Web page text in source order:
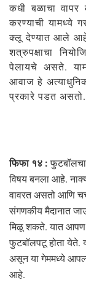
कधी बळाचा वापर
करण्याची यामध्ये
क्लू देण्यात आले
शत्रुपक्षाचा
पेलायचे असते.
आवाज हे
प्रकारे पडत असतो.
फिफा १४ :फुटबॉलचा
विषय बनला आहे.
वावरत असतो आणि
संगणकीय मैदानात
मिळू शकते. यात आपण
फुटबॉलपटू होता येते.
असून या गेममध्ये
आहे.